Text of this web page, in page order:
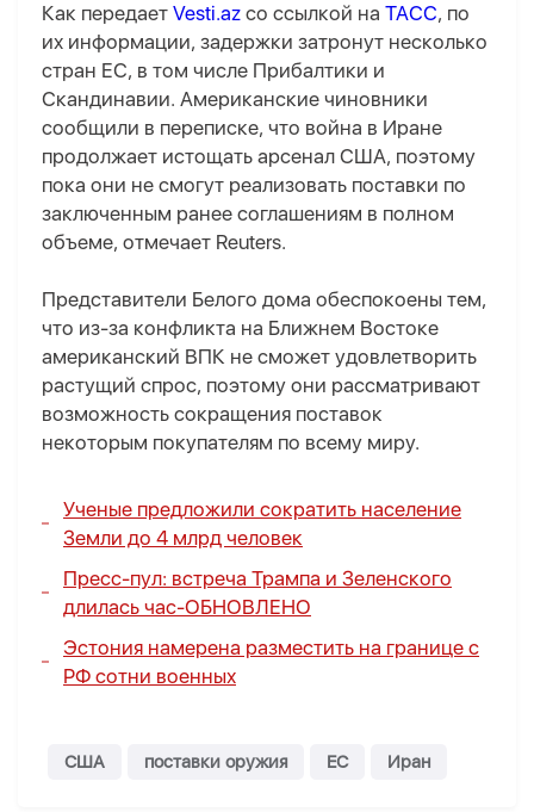
Как передает Vesti.az со ссылкой на ТАСС, по
их информации, задержки затронут несколько
стран ЕС, в том числе Прибалтики и
Скандинавии. Американские чиновники
сообщили в переписке, что война в Иране
продолжает истощать арсенал США, поэтому
пока они не смогут реализовать поставки по
заключенным ранее соглашениям в полном
объеме, отмечает Reuters.
Представители Белого дома обеспокоены тем,
что из-за конфликта на Ближнем Востоке
американский ВПК не сможет удовлетворить
растущий спрос, поэтому они рассматривают
возможность сокращения поставок
некоторым покупателям по всему миру.
Ученые предложили сократить население
Земли до 4 млрд человек
Пресс-пул: встреча Трампа и Зеленского
длилась час-ОБНОВЛЕНО
Эстония намерена разместить на границе с
РФ сотни военных
США поставки оружия ЕС Иран